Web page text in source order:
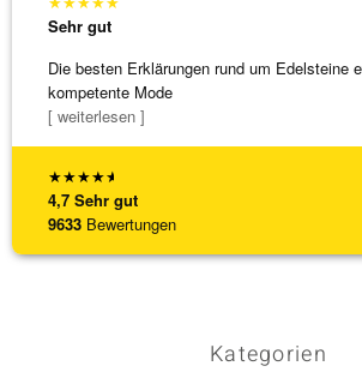
★★★★★
4,7 Sehr gut
9633 Bewertungen
Sehr gut
Die besten Erklärungen rund um Edelsteine
kompetente Mode
[ weiterlesen ]
Kategorien